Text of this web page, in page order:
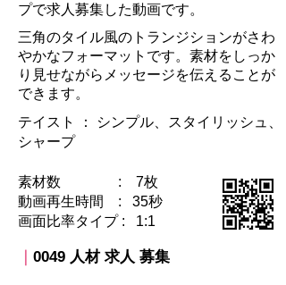
プで求人募集した動画です。
三角のタイル風のトランジションがさわ
やかなフォーマットです。素材をしっか
り見せながらメッセージを伝えることが
できます。
テイスト ：​ シンプル、スタイリッシュ、
シャープ
素材数 : 7枚
動画再生時間 : 35秒
​画面比率タイプ : 1:1
0049 人材 求人 募集​